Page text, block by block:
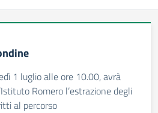
1 luglio alle ore 10.00, avrà
Romero l’estrazione degli
al percorso